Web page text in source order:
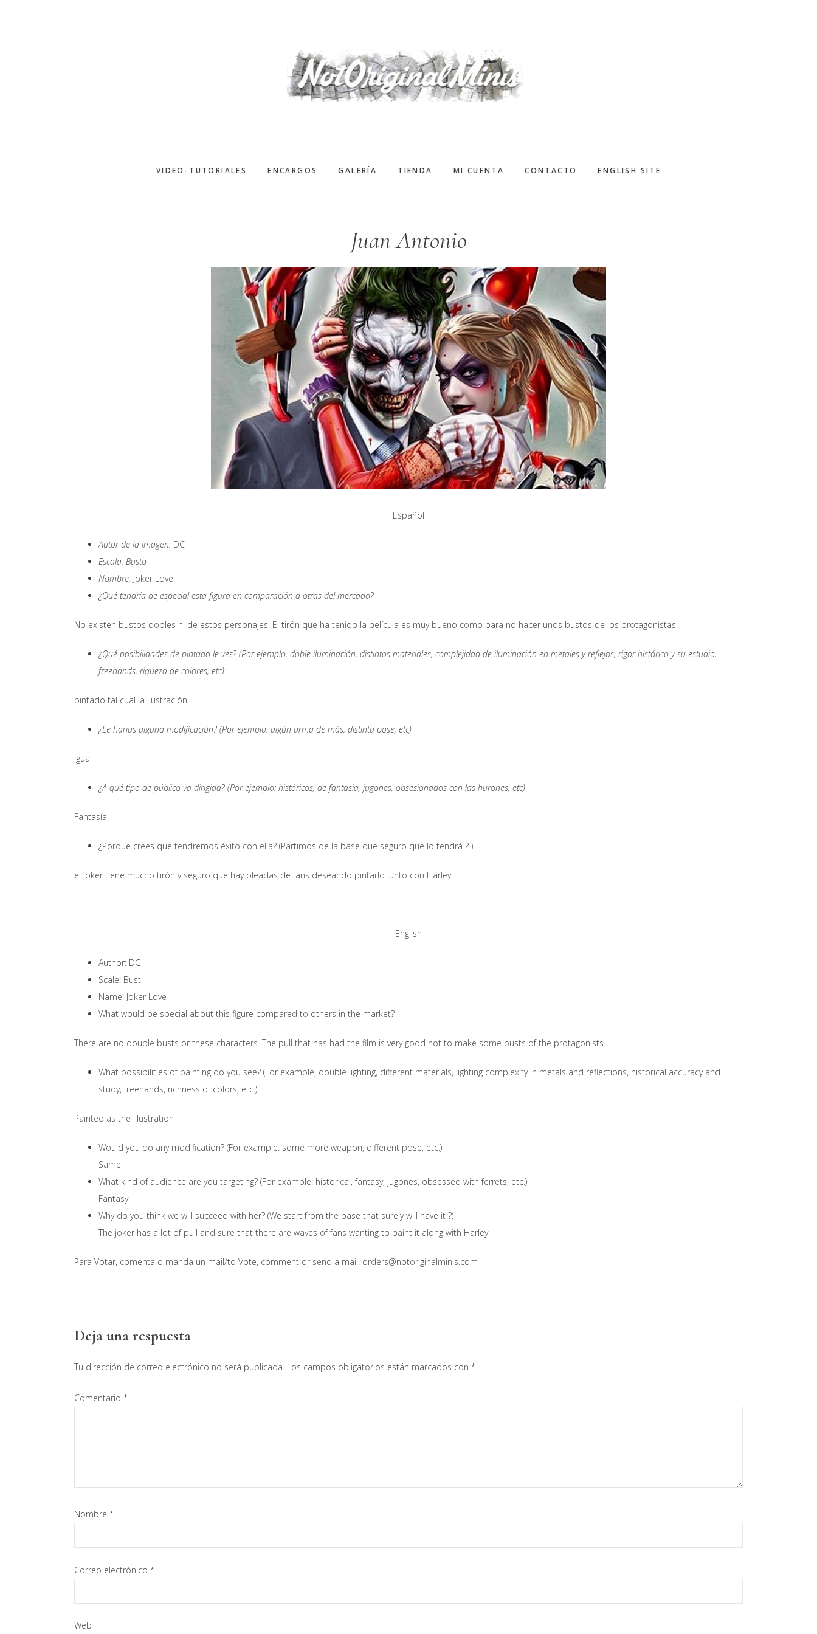
VIDEO-TUTORIALES ENCARGOS GALERÍA TIENDA MI CUENTA CONTACTO ENGLISH SITE
Juan Antonio
Español
Autor de la imagen: DC
Escala: Busto
Nombre: Joker Love
¿Qué tendría de especial esta figura en comparación a otras del mercado?
No existen bustos dobles ni de estos personajes. El tirón que ha tenido la película es muy bueno como para no hacer unos bustos de los protagonistas.
¿Qué posibilidades de pintado le ves? (Por ejemplo, doble iluminación, distintos materiales, complejidad de iluminación en metales y reflejos, rigor histórico y su estudio,
freehands, riqueza de colores, etc):
pintado tal cual la ilustración
¿Le harias alguna modificación? (Por ejemplo: algún arma de más, distinta pose, etc)
igual
¿A qué tipo de público va dirigida? (Por ejemplo: históricos, de fantasia, jugones, obsesionados con las hurones, etc)
Fantasía
¿Porque crees que tendremos éxito con ella? (Partimos de la base que seguro que lo tendrá ? )
el joker tiene mucho tirón y seguro que hay oleadas de fans deseando pintarlo junto con Harley
English
Author: DC
Scale: Bust
Name: Joker Love
What would be special about this figure compared to others in the market?
There are no double busts or these characters. The pull that has had the film is very good not to make some busts of the protagonists.
What possibilities of painting do you see? (For example, double lighting, different materials, lighting complexity in metals and reflections, historical accuracy and
study, freehands, richness of colors, etc.):
Painted as the illustration
Would you do any modification? (For example: some more weapon, different pose, etc.)
Same
What kind of audience are you targeting? (For example: historical, fantasy, jugones, obsessed with ferrets, etc.)
Fantasy
Why do you think we will succeed with her? (We start from the base that surely will have it ?)
The joker has a lot of pull and sure that there are waves of fans wanting to paint it along with Harley
Para Votar, comenta o manda un mail/to Vote, comment or send a mail: orders@notoriginalminis.com
Interacciones
lectores
Deja una respuesta
Tu dirección de correo electrónico no será publicada. Los campos obligatorios están marcados con *
Comentario *
Nombre *
Correo electrónico *
Web